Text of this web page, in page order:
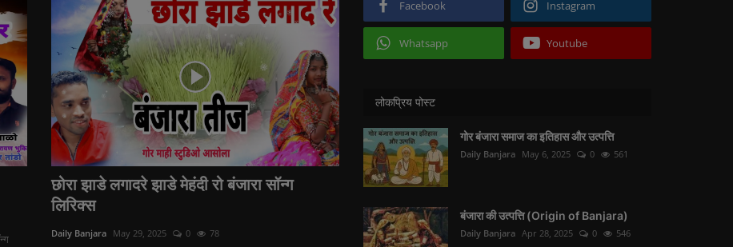
छोरा झाडे लगादरे झाडे मेहंदी रो बंजारा सॉन्ग
लिरिक्स
Daily Banjara May 29, 2025 0 78
Facebook Instagram
Whatsapp Youtube
लोकप्रिय पोस्ट
गोर बंजारा समाज का इतिहास और उत्पत्ति
Daily Banjara May 6, 2025 0 561
बंजारा की उत्पत्ति (Origin of Banjara)
Daily Banjara Apr 28, 2025 0 546